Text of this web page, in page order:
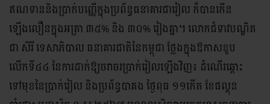
ឥណទាននិងប្រាក់បញ្ញើក្នុងប្រព័ន្ធធនាគារជារៀល ក៏បានកើន
ឡើងលឿនក្នុងអត្រា ៣៥% និង ៣០% រៀងគ្នា។ លោកជំទាវបណ្ឌិត
ជា សិរី ទេសាភិបាល ធនាគារជាតិនៃកម្ពុជា ថ្លែងក្នុងឱកាសខួប
លើកទី៤៤ នៃការដាក់ឱ្យចរាចរប្រាក់រៀលឡើងវិញ៖ ដំណើរឆ្ពោះ
ទៅមុខនៃប្រាក់រៀល និងប្រព័ន្ធបាគង ថ្ងៃពុធ ១១កើត ខែផល្គុន